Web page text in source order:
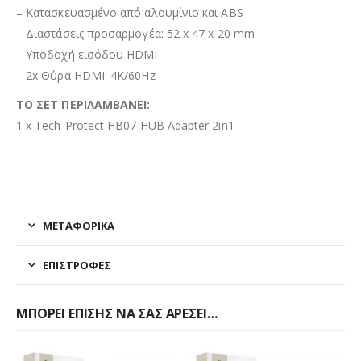
– Κατασκευασμένο από αλουμίνιο και ABS
– Διαστάσεις προσαρμογέα: 52 x 47 x 20 mm
– Υποδοχή εισόδου HDMI
– 2x Θύρα HDMI: 4K/60Hz
ΤΟ ΣΕΤ ΠΕΡΙΛΑΜΒΑΝΕΙ:
1 x Tech-Protect HB07 HUB Adapter 2in1
ΜΕΤΑΦΟΡΙΚΆ
ΕΠΙΣΤΡΟΦΈΣ
ΜΠΟΡΕΊ ΕΠΊΣΗΣ ΝΑ ΣΑΣ ΑΡΈΣΕΙ…